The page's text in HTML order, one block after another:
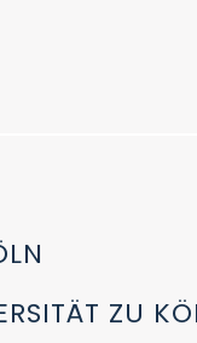
ZU